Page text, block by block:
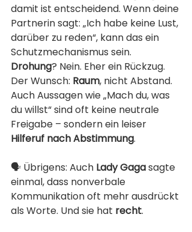
damit ist entscheidend. Wenn deine
Partnerin sagt: „Ich habe keine Lust,
darüber zu reden“, kann das ein
Schutzmechanismus sein.
Drohung? Nein. Eher ein Rückzug.
Der Wunsch: Raum, nicht Abstand.
Auch Aussagen wie „Mach du, was
du willst“ sind oft keine neutrale
Freigabe – sondern ein leiser
Hilferuf nach Abstimmung.
🗣️ Übrigens: Auch Lady Gaga sagte
einmal, dass nonverbale
Kommunikation oft mehr ausdrückt
als Worte. Und sie hat recht.